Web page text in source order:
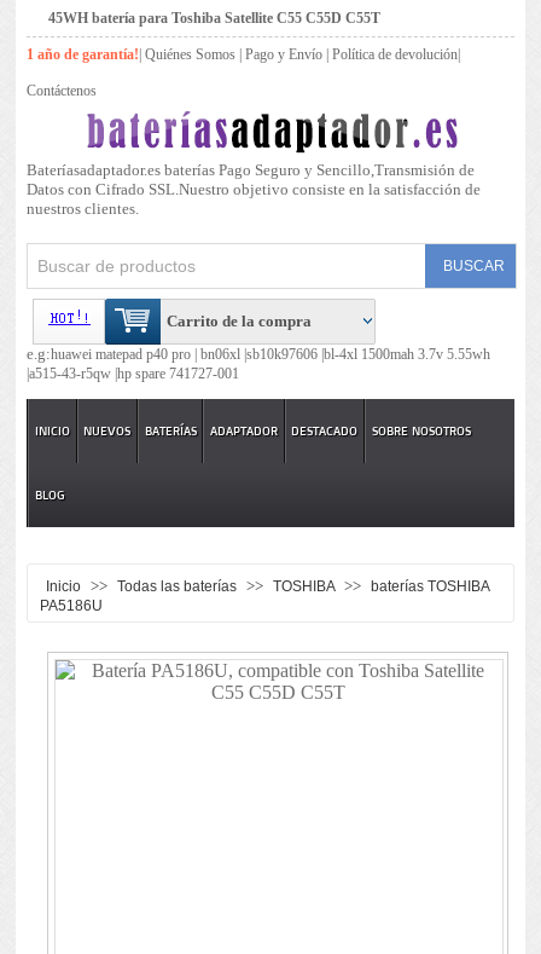
45WH batería para Toshiba Satellite C55 C55D C55T
1 año de garantía! |Quiénes Somos |Pago y Envío |Política de devolución
Contáctenos
Bateríasadaptador.es baterías Pago Seguro y Sencillo,Transmisión de
Datos con Cifrado SSL.Nuestro objetivo consiste en la satisfacción de
nuestros clientes.
Carrito de la compra
e.g:huawei matepad p40 pro |bn06xl |sb10k97606 |bl-4xl 1500mah 3.7v 5.55wh
|a515-43-r5qw |hp spare 741727-001
INICIO NUEVOS BATERÍAS ADAPTADOR DESTACADO SOBRE NOSOTROS
BLOG
Inicio >> Todas las baterías >> TOSHIBA >>
baterías TOSHIBA
PA5186U